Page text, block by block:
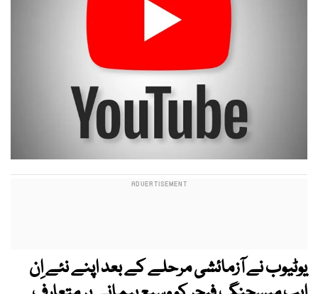
یوٹیوب نے آزمائشی مرحلے کے بعد اپنے نئے اِن